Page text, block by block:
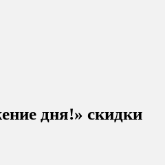
дня!» скидки